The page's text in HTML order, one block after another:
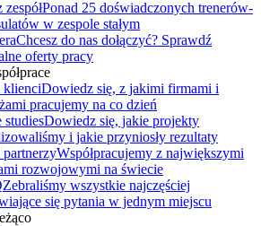
zespółPonad 25 doświadczonych trenerów-
w zespole stałym
Chcesz do nas dołączyć? Sprawdź
oferty pracy
klienciDowiedz się, z jakimi firmami i
pracujemy na co dzień
studiesDowiedz się, jakie projekty
i jakie przyniosły rezultaty
partnerzyWspółpracujemy z największymi
rozwojowymi na świecie
Zebraliśmy wszystkie najczęściej
się pytania w jednym miejscu